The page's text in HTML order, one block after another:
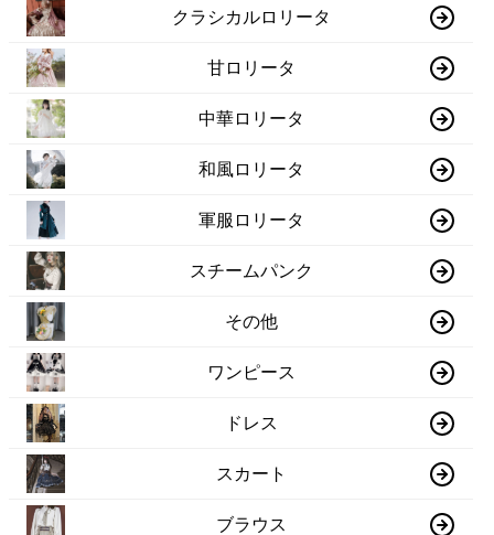
クラシカルロリータ
甘ロリータ
中華ロリータ
和風ロリータ
軍服ロリータ
スチームパンク
その他
ワンピース
ドレス
スカート
ブラウス